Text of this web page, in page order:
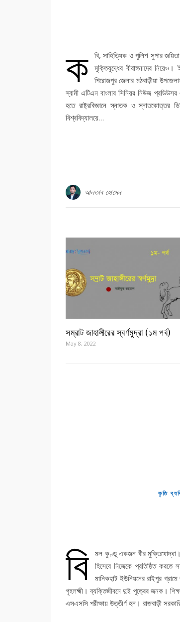
ক বি, সাহিত্যিক ও পুলিশ সুপার
মুক্তিযুদ্ধের বীরাঙ্গনাদের
পিরোজপুর জেলার মঠবাড়ীয়া
স্বামী এটিএন বাংলার সিনিয়র নিউজ
হতে রাষ্ট্রবিজ্ঞানে স্নাতক ও স্নাতকোত্তর
বিশ্ববিদ্যালয়ে…
আলতাব হোসেন
সম্রাট জাহাঙ্গীরের স্বর্ণমুদ্রা (১ম পর্ব)
May 8, 2022
কৃতি
বি মল কুণ্ডু একজন বীর মুক্তিযোদ্ধা।
হিসেবে নিজেকে প্রতিষ্ঠিত
মানিকহাট ইউনিয়নের রাইপুর
গৃহলক্ষ্মী। ব্যক্তিজীবনে দুই পুত্রের জনক।
এসএসসি পরীক্ষায় উত্তীর্ণ হন। রাজবাড়ী